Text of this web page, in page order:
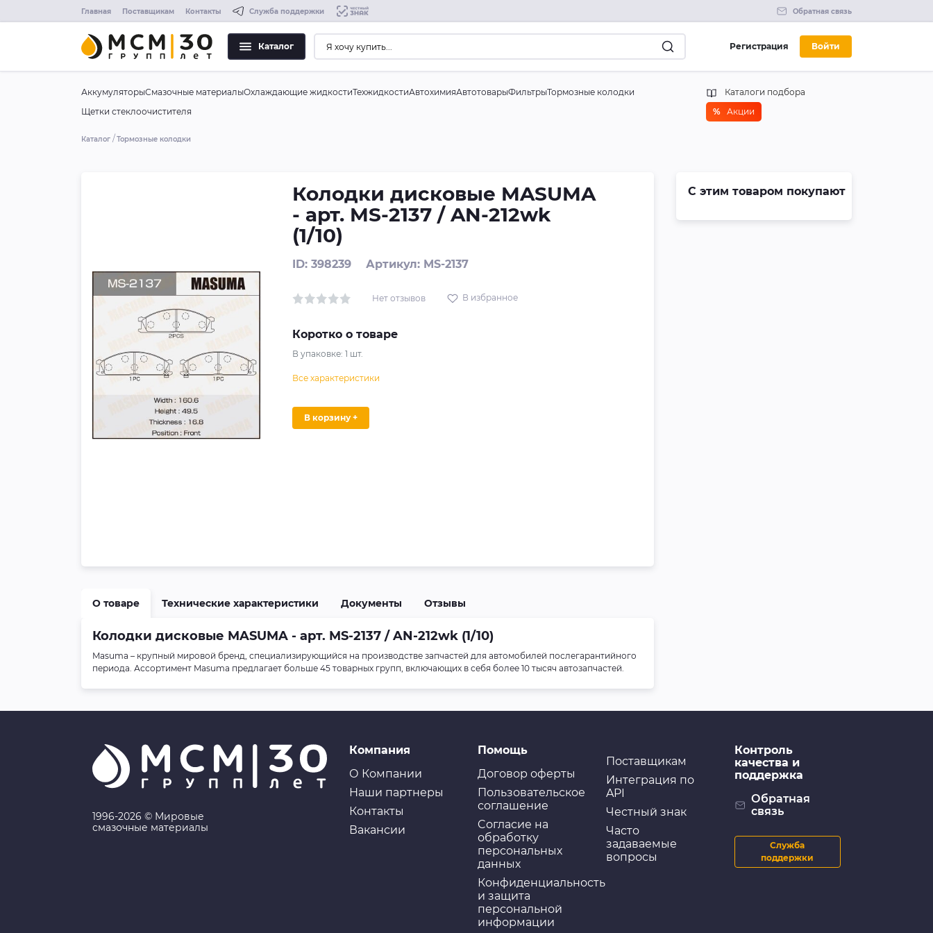
Главная Поставщикам Контакты Служба поддержки Обратная связь
Каталог Регистрация Войти
АккумуляторыСмазочные материалыОхлаждающие жидкостиТехжидкостиАвтохимияАвтотоварыФильтрыТормозные колодки
Щетки стеклоочистителя
Каталоги подбора
% Акции
Каталог Тормозные колодки
Колодки дисковые MASUMA
- арт. MS-2137 / AN-212wk
(1/10)
ID: 398239 Артикул: MS-2137
Нет отзывов В избранное
Коротко о товаре
В упаковке:1 шт.
Все характеристики
В корзину +
О товаре Технические характеристики Документы Отзывы
Колодки дисковые MASUMA - арт. MS-2137 / AN-212wk (1/10)
Masuma – крупный мировой бренд, специализирующийся на производстве запчастей для автомобилей послегарантийного
периода. Ассортимент Masuma предлагает больше 45 товарных групп, включающих в себя более 10 тысяч автозапчастей.
С этим товаром покупают
1996-2026 © Мировые
смазочные материалы
Компания
О Компании
Наши партнеры
Контакты
Вакансии
Помощь
Договор оферты
Пользовательское
соглашение
Cогласие на
обработку
персональных
данных
Конфиденциальность
и защита
персональной
информации
Поставщикам
Интеграция по
API
Честный знак
Часто
задаваемые
вопросы
Контроль
качества и
поддержка
Обратная
связь
Служба
поддержки